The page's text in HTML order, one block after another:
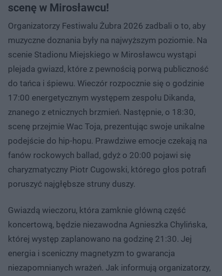
scenę w Mirosławcu!
Organizatorzy Festiwalu Żubra 2026 zadbali o to, aby
muzyczne doznania były na najwyższym poziomie. Na
scenie Stadionu Miejskiego w Mirosławcu wystąpi
plejada gwiazd, które z pewnością porwą publiczność
do tańca i śpiewu. Wieczór rozpocznie się o godzinie
17:00 energetycznym występem zespołu Dikanda,
znanego z etnicznych brzmień. Następnie, o 18:30,
scenę przejmie Wac Toja, prezentując swoje unikalne
podejście do hip-hopu. Prawdziwe emocje czekają na
fanów rockowych ballad, gdyż o 20:00 pojawi się
charyzmatyczny Piotr Cugowski, którego głos potrafi
poruszyć najgłębsze struny duszy.
Gwiazdą wieczoru, która zamknie główną część
koncertową, będzie niezawodna Agnieszka Chylińska,
której występ zaplanowano na godzinę 21:30. Jej
energia i sceniczny magnetyzm to gwarancja
niezapomnianych wrażeń. Jak informują organizatorzy,